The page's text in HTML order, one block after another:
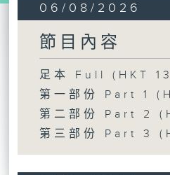
06/08/2026
節目內容
足本 Full (HKT
第一部份 Part 1
第二部份 Part 2
第三部份 Part 3